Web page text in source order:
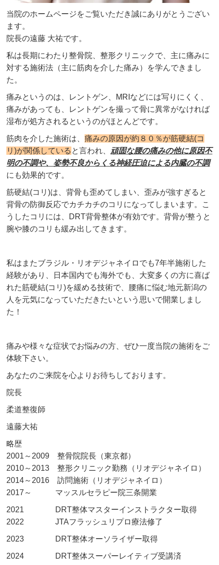
当院のホームページをご覧いただき誠にありがとうござい
ます。
院長の遠藤 大祐です。
私は長期にわたり整骨院、整形クリニックで、主に痛みに
対する施術法（主に筋肉を介した痛み）を学んできまし
た。
痛みというのは、レントゲン、MRIなどには写りにくく、
痛みがあっても、レントゲンを撮って骨に異常がなければ
湿布が処方されるというのがほとんどです。
筋肉を介した施術は、痛みの原因が約８０％が筋硬結(コ
リ)が関係している と言われ、 頑固な腰の痛みの他に原因不
明の不調や、姿勢不良からくる神経圧迫による内臓の不調
にも効果的です。
筋硬結(コリ)は、背骨も歪めてしまい、歪みが強すぎると
背骨の防御反応でカチカチのコリになってしまいます。こ
うしたコリには、DRT背骨整体が有効です。背骨が整うと
腕や膝のコリも緩み出してきます。
私はまたブラジル・リオデジャネイロでも7年半施術した
経験があり、日本国内でも海外でも、大変多くの方に喜ば
れた筋硬結(コリ)を緩める技術で、腰痛に悩む地元新潟の
人を元気になっていただきたいという思いで開業しまし
た！
痛みや様々な症状でお悩みの方、ぜひ一度当院の施術をご
体験下さい。
あなたのご来院を心よりお待ちしております。
院長
柔道整復師
遠藤大祐
略歴
2001～2009 整骨院院長（東京都）
2010～2013 整形クリニック勤務（リオデジャネイロ）
2014～2016 訪問施術（リオデジャネイロ）
2017～ マッスルセラピー院三条開業
2021 DRT整体マスターインストラクター取得
2022 JTAフラッシュリプロ療法修了
2023 DRT整体オーソライザー取得
2024 DRT整体スーパーレイティブ受講済